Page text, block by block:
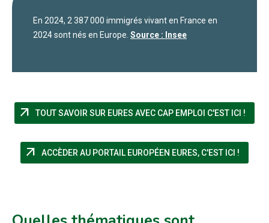
En 2024, 2 387 000 immigrés vivant en France en
2024 sont nés en Europe. Source : Insee
arrow_outward TOUT SAVOIR SUR EURES AVEC CAP EMPLOI C'EST ICI !
arrow_outward ACCÈDER AU PORTAIL EUROPÉEN EURES, C'EST ICI !